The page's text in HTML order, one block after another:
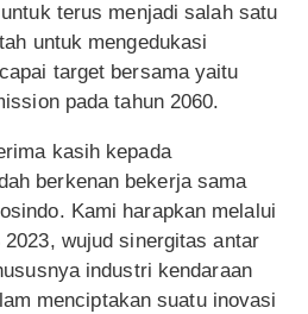
terus menjadi salah satu
untuk mengedukasi
target bersama yaitu
pada tahun 2060.
kasih kepada
berkenan bekerja sama
Kami harapkan melalui
wujud sinergitas antar
industri kendaraan
menciptakan suatu inovasi